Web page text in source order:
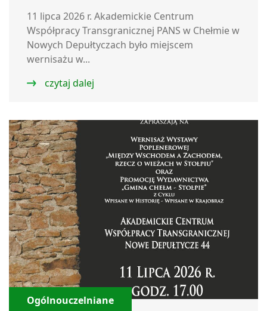
11 lipca 2026 r. Akademickie Centrum
Współpracy Transgranicznej PANS w Chełmie w
Nowych Depułtyczach było miejscem
wernisażu w...
czytaj dalej
Ogólnouczelniane